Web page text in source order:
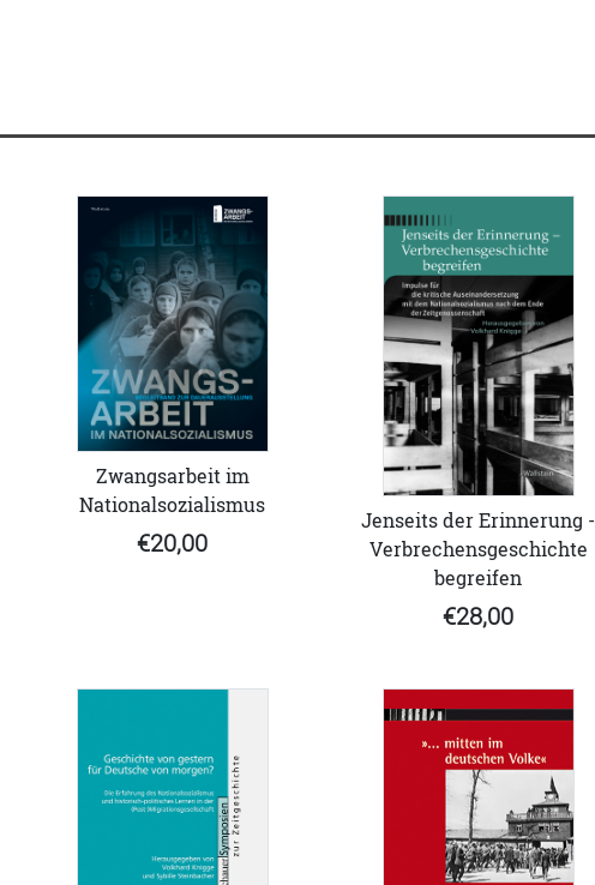
Zwangsarbeit im
Nationalsozialismus
€20,00
Jenseits der Erinnerung -
Verbrechensgeschichte
begreifen
€28,00